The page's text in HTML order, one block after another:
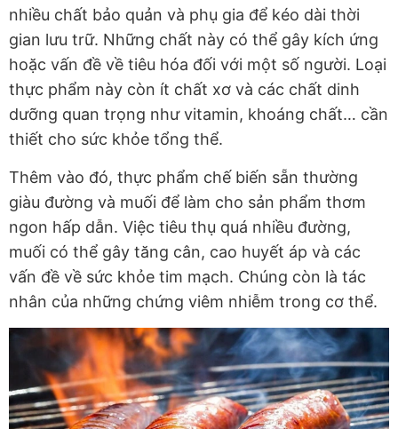
nhiều chất bảo quản và phụ gia để kéo dài thời
gian lưu trữ. Những chất này có thể gây kích ứng
hoặc vấn đề về tiêu hóa đối với một số người. Loại
thực phẩm này còn ít chất xơ và các chất dinh
dưỡng quan trọng như vitamin, khoáng chất… cần
thiết cho sức khỏe tổng thể.
Thêm vào đó, thực phẩm chế biến sẵn thường
giàu đường và muối để làm cho sản phẩm thơm
ngon hấp dẫn. Việc tiêu thụ quá nhiều đường,
muối có thể gây tăng cân, cao huyết áp và các
vấn đề về sức khỏe tim mạch. Chúng còn là tác
nhân của những chứng viêm nhiễm trong cơ thể.